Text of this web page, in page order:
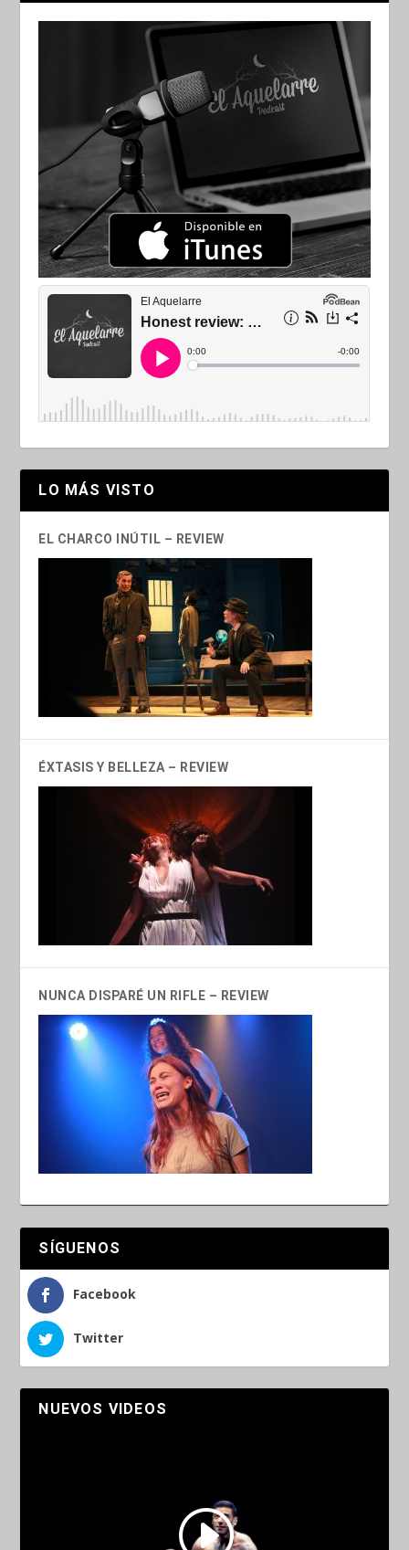
LO MÁS VISTO
EL CHARCO INÚTIL – REVIEW
ÉXTASIS Y BELLEZA – REVIEW
NUNCA DISPARÉ UN RIFLE – REVIEW
SÍGUENOS
Facebook
Twitter
NUEVOS VIDEOS